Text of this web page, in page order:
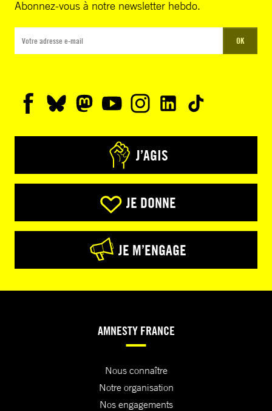
Abonnez-vous à notre newsletter hebdo.
OK
J’AGIS
JE DONNE
JE M’ENGAGE
AMNESTY FRANCE
Nous connaître
Notre organisation
Nos engagements